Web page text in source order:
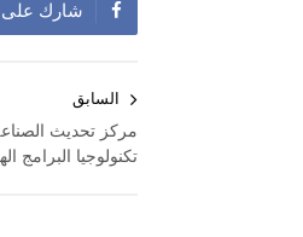
شارك على
المقالات
السابق
مركز تحديث
تكنولوجيا البرامج